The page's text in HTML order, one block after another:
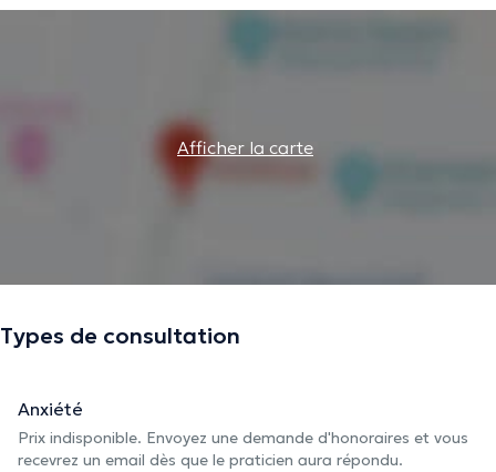
Afficher la carte
Types de consultation
Anxiété
Prix indisponible. Envoyez une demande d'honoraires et vous
recevrez un email dès que le praticien aura répondu.